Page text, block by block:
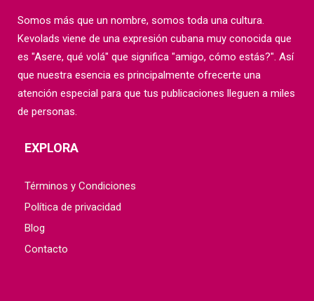
Somos más que un nombre, somos toda una cultura.
Kevolads viene de una expresión cubana muy conocida que
es "Asere, qué volá" que significa "amigo, cómo estás?". Así
que nuestra esencia es principalmente ofrecerte una
atención especial para que tus publicaciones lleguen a miles
de personas.
EXPLORA
Términos y Condiciones
Política de privacidad
Blog
Contacto